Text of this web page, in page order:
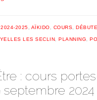
2024-2025 AÏKIDO COURS ,
LES SECLIN ,PLANNING ,
: cours
2024